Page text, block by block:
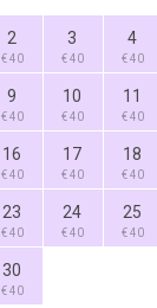
2
€ 40
3
€ 40
4
€ 40
9
€ 40
10
€ 40
11
€ 40
16
€ 40
17
€ 40
18
€ 40
23
€ 40
24
€ 40
25
€ 40
30
€ 40